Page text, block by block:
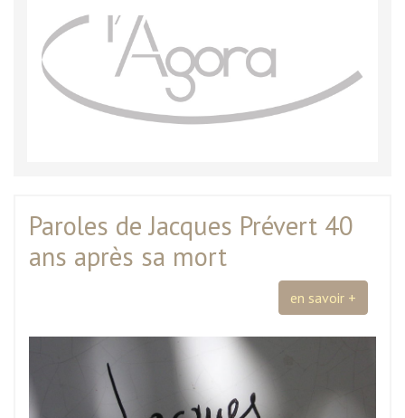
Paroles de Jacques Prévert 40
ans après sa mort
en savoir +